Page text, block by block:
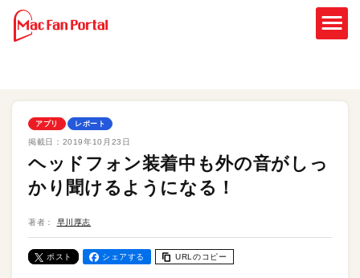
アプリ レポート
掲載日： 2019年10月23日
ヘッドフォン装着中も外の音がしっ
かり聞けるようになる！
著者： 早川厚志
ポスト シェアする URLのコピー